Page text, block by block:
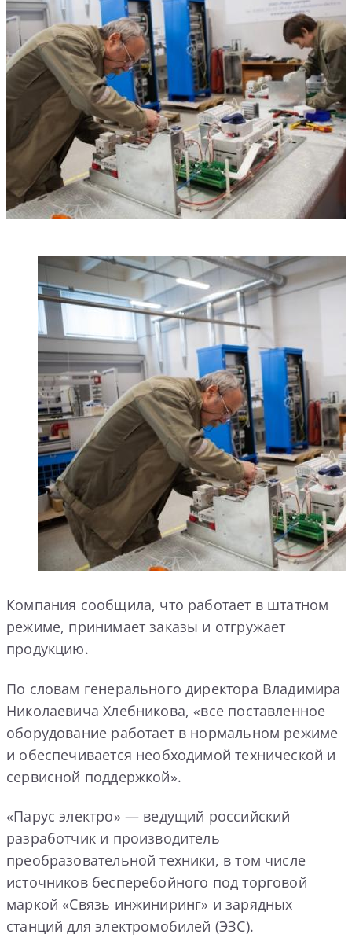
Компания сообщила, что работает в штатном
режиме, принимает заказы и отгружает
продукцию.
По словам генерального директора Владимира
Николаевича Хлебникова, «все поставленное
оборудование работает в нормальном режиме
и обеспечивается необходимой технической и
сервисной поддержкой».
«Парус электро» — ведущий российский
разработчик и производитель
преобразовательной техники, в том числе
источников бесперебойного под торговой
маркой «Связь инжиниринг» и зарядных
станций для электромобилей (ЭЗС).